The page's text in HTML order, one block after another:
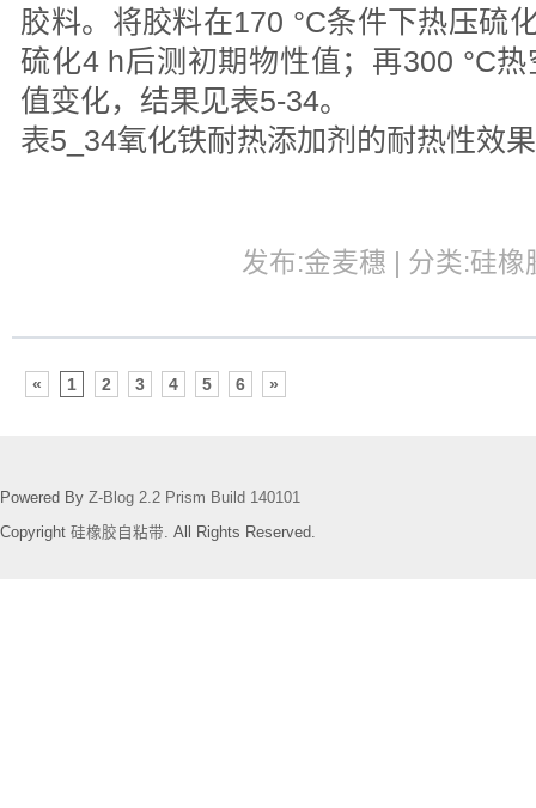
胶料。将胶料在170 °C条件下热压硫
硫化4 h后测初期物性值；再300 °C
值变化，结果见表5-34。
表5_34氧化铁耐热添加剂的耐热性效果
发布:金麦穗 | 分类:硅
« 1 2 3 4 5 6 »
Powered By Z-Blog 2.2 Prism Build 140101
Copyright 硅橡胶自粘带 . All Rights Reserved.